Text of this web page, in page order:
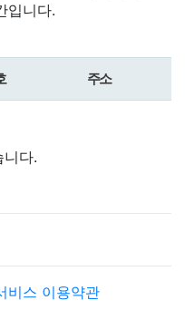
입니다.
주소
니다.
비스 이용약관